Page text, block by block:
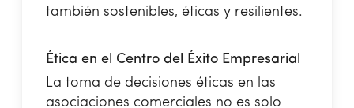
también sostenibles, éticas y resilientes.
Ética en el Centro del Éxito Empresarial
La toma de decisiones éticas en las
asociaciones comerciales no es solo